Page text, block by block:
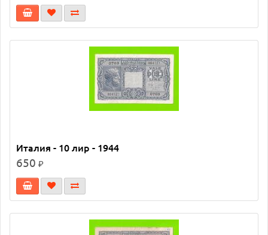
Италия - 10 лир - 1944
650 ₽